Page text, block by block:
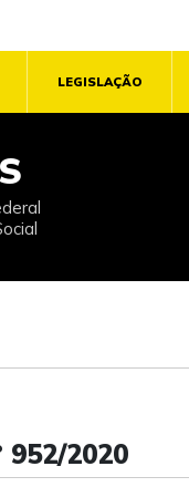
LEGISLAÇÃO
952/2020